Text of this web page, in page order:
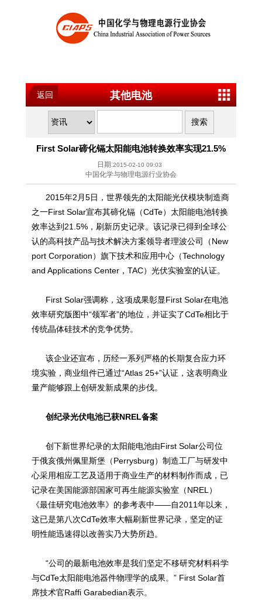
返回 其他电池
First Solar碲化镉太阳能电池转换效率实现21.5%
日期:2015-02-10 09:03
中国化学与物理电源行业协会
2015年2月5日，世界领先的太阳能光伏模块制造商
之一First Solar宣布其碲化镉（CdTe）太阳能电池转换
效率达到21.5%，刷新历史记录。该记录已得到全球公
认的高科技产品与技术解决方案领导者理波公司（New
port Corporation）旗下技术和应用中心（Technology
and Applications Center，TAC）光伏实验室的认证。
First Solar强调称，这项成果彰显First Solar在电池
效率研究版图中“领军者”的地位，并证实了CdTe相比于
传统晶体硅技术的竞争优势。
该企业还宣布，历经一系列严格的长期复合应力环
境实验，商业组件已通过“Atlas 25+”认证，这表明商业
量产能够跟上创研发新成果的步伐。
创纪录光伏电池已获NREL备案
创下新世界纪录的太阳能电池由First Solar公司位
于俄亥俄州佩里斯堡（Perrysburg）制造工厂与研发中
心采用相应工艺及适用于商业生产的材料制作而成，已
记录在美国能源部国家可再生能源实验室（NREL）
《最佳研究电池效率》的参考表中——自2011年以来，
这已是第八次CdTe效率大幅刷新世界记录，坚定的证
明性能迅速得以改善实乃大势所趋。
“公司的最新电池效率是我们坚定不移研究材料科学
与CdTe太阳能电池器件物理学的成果。” First Solar首
席技术官Raffi Garabedian表示。